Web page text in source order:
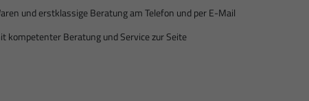
und erstklassige Beratung am Telefon und per E-Mail
kompetenter Beratung und Service zur Seite